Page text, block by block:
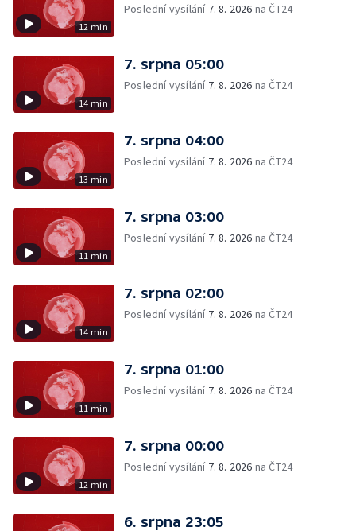
12 min
Poslední vysílání 7. 8. 2026 na ČT24
14 min
7. srpna 05:00
Poslední vysílání 7. 8. 2026 na ČT24
13 min
7. srpna 04:00
Poslední vysílání 7. 8. 2026 na ČT24
11 min
7. srpna 03:00
Poslední vysílání 7. 8. 2026 na ČT24
14 min
7. srpna 02:00
Poslední vysílání 7. 8. 2026 na ČT24
11 min
7. srpna 01:00
Poslední vysílání 7. 8. 2026 na ČT24
12 min
7. srpna 00:00
Poslední vysílání 7. 8. 2026 na ČT24
6. srpna 23:05